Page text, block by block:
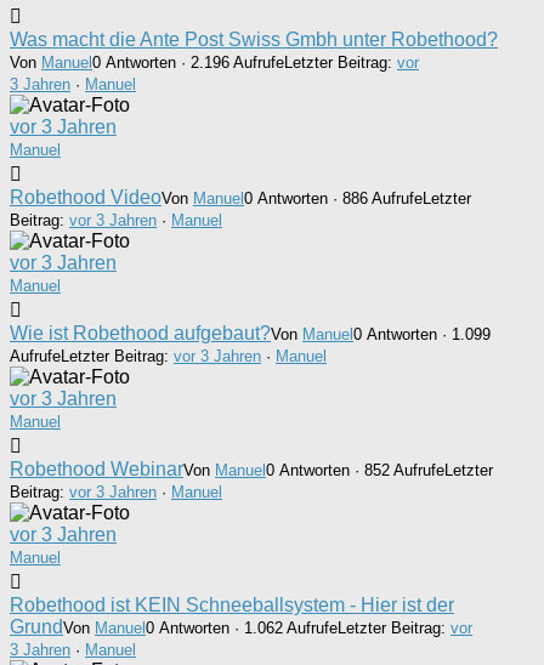
Was macht die Ante Post Swiss Gmbh unter Robethood?
Von Manuel0 Antworten · 2.196 AufrufeLetzter Beitrag: vor
3 Jahren · Manuel
vor 3 Jahren
Manuel
Robethood VideoVon Manuel0 Antworten · 886 AufrufeLetzter
Beitrag: vor 3 Jahren · Manuel
vor 3 Jahren
Manuel
Wie ist Robethood aufgebaut?Von Manuel0 Antworten · 1.099
AufrufeLetzter Beitrag: vor 3 Jahren · Manuel
vor 3 Jahren
Manuel
Robethood WebinarVon Manuel0 Antworten · 852 AufrufeLetzter
Beitrag: vor 3 Jahren · Manuel
vor 3 Jahren
Manuel
Robethood ist KEIN Schneeballsystem - Hier ist der
GrundVon Manuel0 Antworten · 1.062 AufrufeLetzter Beitrag: vor
3 Jahren · Manuel